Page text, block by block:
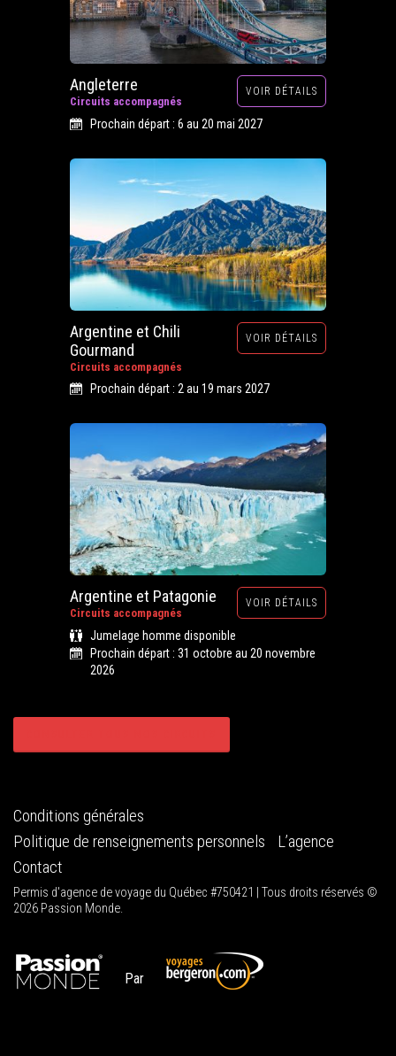
Angleterre
Circuits accompagnés
VOIR DÉTAILS
Prochain départ : 6 au 20 mai 2027
Argentine et Chili
Gourmand
Circuits accompagnés
VOIR DÉTAILS
Prochain départ : 2 au 19 mars 2027
Argentine et Patagonie
Circuits accompagnés
VOIR DÉTAILS
Jumelage homme disponible
Prochain départ : 31 octobre au 20 novembre
2026
Conditions générales
Politique de renseignements personnels
L’agence
Contact
Permis d'agence de voyage du Québec #750421 | Tous droits réservés ©
2026 Passion Monde.
Par